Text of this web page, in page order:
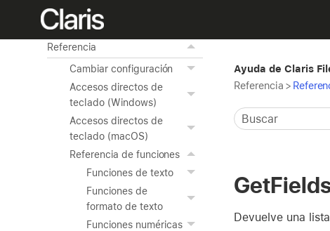
Uso de las herramientas
avanzadas
Referencia
Cambiar configuración
Accesos directos de
teclado (Windows)
Accesos directos de
teclado (macOS)
Referencia de funciones
Funciones de texto
Funciones de
formato de texto
Funciones numéricas
Ayuda de Claris
Referencia >
Devuelve una